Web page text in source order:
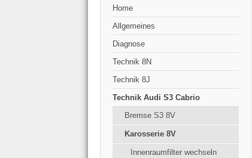
Home
Allgemeines
Diagnose
Technik 8N
Technik 8J
Technik Audi S3 Cabrio
Bremse S3 8V
Karosserie 8V
Innenraumfilter wechseln